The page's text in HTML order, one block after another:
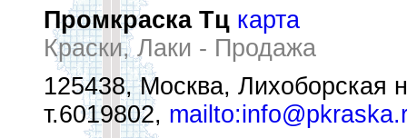
Промкраска Тц карта
Краски, Лаки - Продажа
125438, Москва, Лихоборская
т.6019802,